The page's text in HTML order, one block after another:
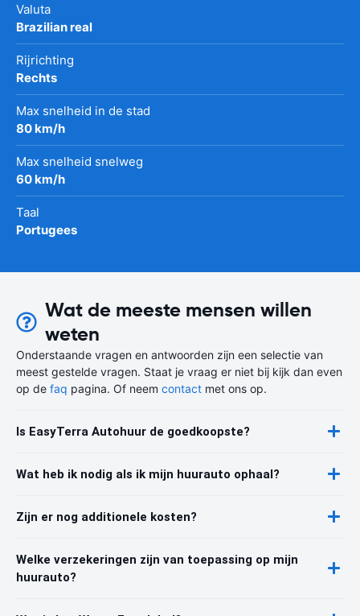
Valuta
Brazilian real
Rijrichting
Rechts
Max snelheid in de stad
80 km/h
Max snelheid snelweg
60 km/h
Taal
Portugees
Wat de meeste mensen willen
weten
Onderstaande vragen en antwoorden zijn een selectie van
meest gestelde vragen. Staat je vraag er niet bij kijk dan even
op de faq pagina. Of neem contact met ons op.
Is EasyTerra Autohuur de goedkoopste?
Wat heb ik nodig als ik mijn huurauto ophaal?
Zijn er nog additionele kosten?
Welke verzekeringen zijn van toepassing op mijn
huurauto?